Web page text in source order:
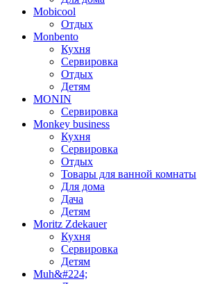
Mobicool
Отдых
Monbento
Кухня
Сервировка
Отдых
Детям
MONIN
Сервировка
Monkey business
Кухня
Сервировка
Отдых
Товары для ванной комнаты
Для дома
Дача
Детям
Moritz Zdekauer
Кухня
Сервировка
Детям
Muh&#224;